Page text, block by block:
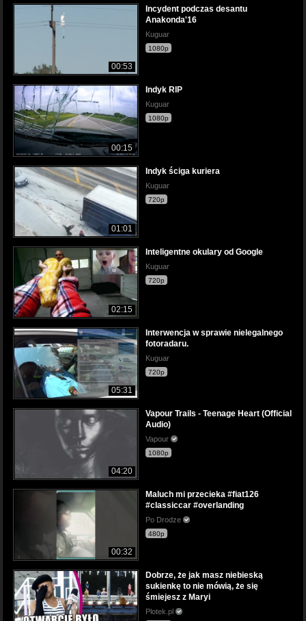
00:53
Incydent podczas desantu
Anakonda'16
Kuguar
1080p
00:15
Indyk RIP
Kuguar
1080p
01:01
Indyk ściga kuriera
Kuguar
720p
02:15
Inteligentne okulary od Google
Kuguar
720p
05:31
Interwencja w sprawie nielegalnego
fotoradaru.
Kuguar
720p
04:20
Vapour Trails - Teenage Heart (Official
Audio)
Vapour
1080p
00:32
Maluch mi przecieka #fiat126
#classiccar #overlanding
Po Drodze
480p
Dobrze, że jak masz niebieską
sukienkę to nie mówią, że się
śmiejesz z Maryi
Plotek.pl